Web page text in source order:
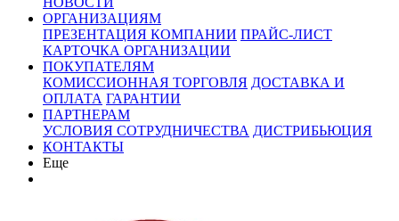
ОРГАНИЗАЦИЯМ
ПРЕЗЕНТАЦИЯ КОМПАНИИ ПРАЙС-ЛИСТ
КАРТОЧКА ОРГАНИЗАЦИИ
ПОКУПАТЕЛЯМ
КОМИССИОННАЯ ТОРГОВЛЯ ДОСТАВКА И
ОПЛАТА ГАРАНТИИ
ПАРТНЕРАМ
УСЛОВИЯ СОТРУДНИЧЕСТВА ДИСТРИБЬЮЦИЯ
КОНТАКТЫ
Еще